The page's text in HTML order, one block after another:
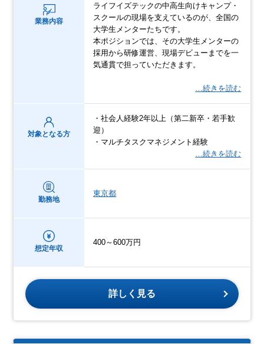
業務内容
ライフイズテックの中高生向けキャンプ・
スクールの現場を支えているのが、全国の
大学生メンターたちです。
本ポジションでは、その大学生メンターの
採用から研修運営、現場デビューまでを一
気通貫で担っていただきます。
…続きを読む
対象となる方
・社会人経験2年以上（第二新卒・若手歓
迎）
・マルチタスクマネジメント経験
…続きを読む
勤務地
東京都
想定年収
400～600万円
詳しく見る